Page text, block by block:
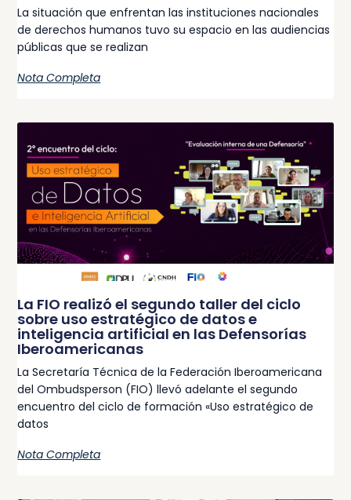
La situación que enfrentan las instituciones nacionales
de derechos humanos tuvo su espacio en las audiencias
públicas que se realizan
Nota Completa
La FIO realizó el segundo taller del ciclo
sobre uso estratégico de datos e
inteligencia artificial en las Defensorías
Iberoamericanas
La Secretaría Técnica de la Federación Iberoamericana
del Ombudsperson (FIO) llevó adelante el segundo
encuentro del ciclo de formación «Uso estratégico de
datos
Nota Completa